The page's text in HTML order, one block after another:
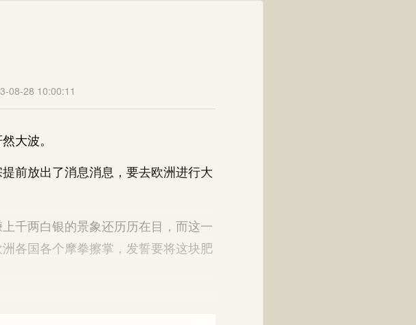
08-28 10:00:11
大波。
前放出了消息消息，要去欧洲进行大
千两白银的景象还历历在目，而这一
各国各个摩拳擦掌，发誓要将这块肥